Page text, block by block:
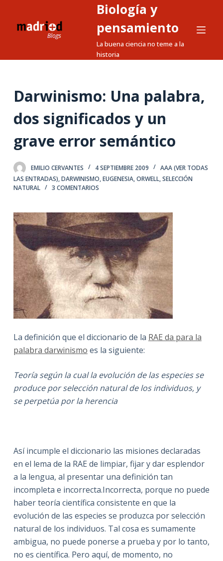
a
n
e
n
o
Biología y
pensamiento
La buena ciencia no teme a la
historia
Darwinismo: Una palabra,
dos significados y un
grave error semántico
EMILIO CERVANTES 4 SEPTIEMBRE 2009
AAA (VER TODAS
LAS ENTRADAS),DARWINISMO,EUGENESIA,ORWELL,SELECCIÓN
NATURAL
3 COMENTARIOS
La definición que el diccionario de la RAE da para la
palabra darwinismo es la siguiente:
Teoría según la cual la evolución de las especies se
produce por selección natural de los individuos, y
se perpetúa por la herencia
Así incumple el diccionario las misiones declaradas
en el lema de la RAE de limpiar, fijar y dar esplendor
a la lengua, al presentar una definición tan
incompleta e incorrecta.Incorrecta, porque no puede
haber teoría científica consistente en que la
evolución de las especies se produzca por selección
natural de los individuos. Tal cosa es sumamente
ambigua, no puede ponerse a prueba y por lo tanto,
no es científica. Pero aquí, de momento, no